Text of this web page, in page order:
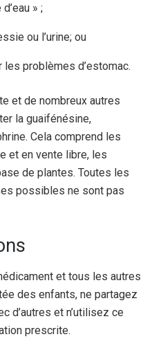
» ;
ou l’urine; ou
problèmes d’estomac.
et de nombreux autres
la guaifénésine,
Cela comprend les
et en vente libre, les
de plantes. Toutes les
possibles ne sont pas
et tous les autres
des enfants, ne partagez
d’autres et n’utilisez ce
prescrite.